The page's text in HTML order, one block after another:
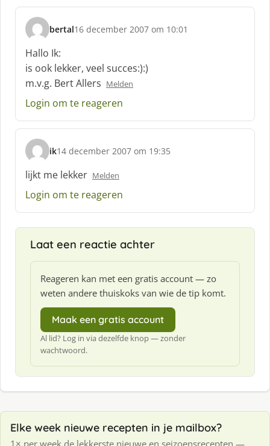
e
f
:
bertal
s
c
h
r
e
e
:
16 december 2007 om 10:01
Hallo Ik:
is ook lekker, veel succes:):)
m.v.g. Bert Allers Melden
Login om te reageren
ik
s
c
h
r
14 december 2007 om 19:35
lijkt me lekker Melden
Login om te reageren
Laat een reactie achter
Reageren kan met een gratis account — zo
weten andere thuiskoks van wie de tip komt.
Maak een gratis account
Al lid? Log in via dezelfde knop — zonder
wachtwoord.
Elke week nieuwe recepten in je mailbox?